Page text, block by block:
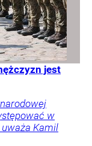
jest
w
Kamil